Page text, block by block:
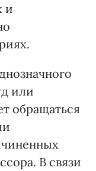
и
или
обращаться
В связи